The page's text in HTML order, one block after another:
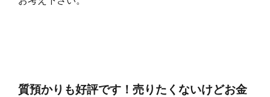
質預かりも好評です！売りたくないけどお金